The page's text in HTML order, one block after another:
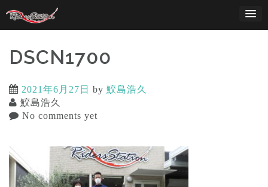
content
DSCN1700
2021年6月27日 by 鮫島浩久
鮫島浩久
No comments yet